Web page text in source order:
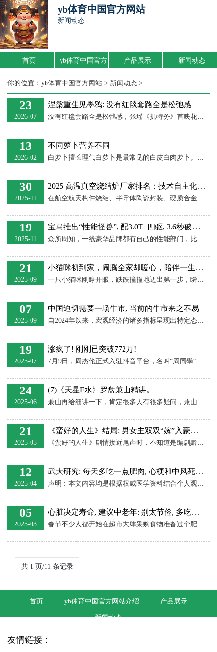
yb体育中国官方网站
新闻动态
首页 yb体育中国官方
网站介绍
产品展示 新闻动态
你的位置： yb体育中国官方网站 > 新闻动态 >
23
2026-07
涅槃重生见墨鸦: 没有红毯套路全是松弛感
没有红毯套路全是松弛感，张瑶《抓特务》首映花絮流出，黑T恤配剪刀手太接地气 没有刻意凹造型的华丽红毯，也没有端着架子的客套寒暄，演员张瑶在社交平台晒出的《抓特务》首映礼幕后
13
2026-02
不同萝卜营养不同
白萝卜擅长理气白萝卜是最常见的白皮白肉萝卜。与其他萝卜相比，它比较擅长补气顺气、消食化滞。个头修长、表皮滑嫩、重量偏大的白萝卜较好，如果怕买到糠心的，可以把白萝卜缨折断
30
2025-11
2025 高温真空烧结炉厂家排名：技术自主化与场景落地的实力对决
在航空航天构件烧结、半导体陶瓷封装、硬质合金精密制造等高端领域，高温真空烧结炉的性能直接决定材料成品率与核心性能。当前市场呈现 “高端技术卡脖子、中低端同质化” 的格局，基
19
2025-11
宝马推出“性能怪兽”, 配3.0T+四驱, 3.6秒破百, 四根排气太霸气
众所周知，一线豪华品牌都有自己的性能部门，比如奔驰的AMG系列，宝马的M系列，奥迪的RS系列等，只要你稍微对性能车有研究，就会对这三个部门了如指掌，它们很擅长把一辆普通车型打造
21
2025-09
小猫咪初到家，闹腾全家却暖心，陪伴一生值不值？
一只小猫咪刚睁开眼，跌跌撞撞地迈出第一步，瞬间就能让人心动得不行。宠物这种小家伙，简直就是家里的一团暖心小火苗，总能让生活多点甜头。它们不只是动物，更是陪我们笑、陪我们
07
2025-09
中国迫切需要一场牛市, 当前的牛市来之不易
自2024年以来，宏观经济的诸多指标呈现出特定态势，比如物价持续疲软。2025年上半年，CPI同比去年同期下降0.1%，这表明消费不振、物价疲软。为何消费会陷入低迷？因为人们缺乏信心，口袋
19
2025-07
涨疯了! 刚刚已突破772万!
7月9日，周杰伦正式入驻抖音平台，名叫“周同學”，认证为歌手。 当天下午，@周杰伦歌迷会官方微博发文称，“周杰伦入驻3小时粉丝突破300万，真正的乐坛顶流。” 记者搜索发现，截至2
24
2025-06
(7)《天星F水》罗盘兼山精讲。
兼山再给细讲一下，肯定很多人有很多疑问，兼山兼向如何去兼它已经不是根本的东西了。 比如说乙兼辰也好，兼卯也好，不管怎么兼只要不犯出卦都可以用，二十四山在F水当中来讲它已经是
21
2025-05
《蛮好的人生》结局: 男女主双双“嫁”入豪门, 如此皆大欢喜
《蛮好的人生》剧情接近尾声时，不知道是编剧黔驴技穷了，还是刻意为了推进剧情，乱了一锅粥，居然给女主胡曼黎安排了三朵“桃花”... 老丁忏悔了，薛晓舟行动了，李奋斗动情了...对比
12
2025-04
武大研究: 每天多吃一点肥肉, 心梗和中风死亡风险或升高? 啥情况
声明：本文内容均是根据权威医学资料结合个人观点撰写的原创内容，意在科普健康知识请知悉！如有身体不适请咨询专业医生！ 参考资料： 王建安等.《中国居民膳食脂肪酸与心血管疾病风
05
2025-03
心脏决定寿命, 建议中老年: 别太节俭, 多吃这3样, 或越吃越年轻
春节不少人都开始在超市大肆采购食物准备过个肥年，平时有些舍不得花钱的老年人则趁着这个时候喜欢往家里捡一些临期特价食品或者促销打折的食品。 他们觉得这样似乎既节约了钱还能让
共 1 页/11 条记录
首页 yb体育中国官方网站介绍 产品展示
新闻动态
友情链接：